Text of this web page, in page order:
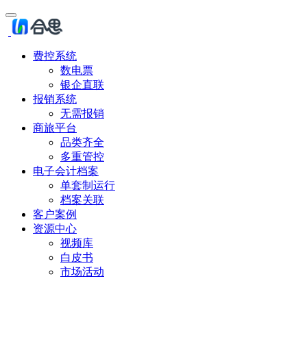
费控系统
数电票
银企直联
报销系统
无需报销
商旅平台
品类齐全
多重管控
电子会计档案
单套制运行
档案关联
客户案例
资源中心
视频库
白皮书
市场活动